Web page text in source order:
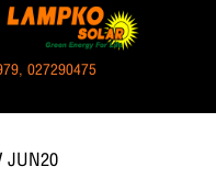
, 027290475
JUN20